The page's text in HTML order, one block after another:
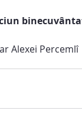
Alexei Percemlî